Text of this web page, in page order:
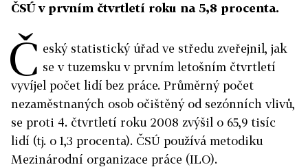
ČSÚ v prvním čtvrtletí roku na 5,8 procenta.
Č eský statistický úřad ve středu zveřejnil, jak
se v tuzemsku v prvním letošním čtvrtletí
vyvíjel počet lidí bez práce. Průměrný počet
nezaměstnaných osob očištěný od sezónních vlivů,
se proti 4. čtvrtletí roku 2008 zvýšil o 65,9 tisíc
lidí (tj. o 1,3 procenta). ČSÚ používá metodiku
Mezinárodní organizace práce (ILO).